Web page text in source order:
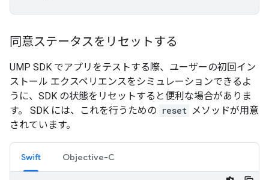
同意ステータスをリセットする
UMP SDK でアプリをテストする際、ユーザーの初回イン
ストール エクスペリエンスをシミュレーションできるよ
うに、SDK の状態をリセットすると便利な場合がありま
す。 SDK には、これを行うための reset メソッドが用意
されています。
Swift Objective-C